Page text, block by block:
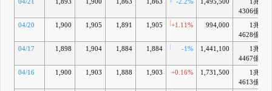
4306億
04/20 1,900 1,905 1,891 1,905 +1.11% 994,000
1兆
4628億
04/17 1,898 1,904 1,884 1,884 -1% 1,441,100
1兆
4467億
04/16 1,900 1,903 1,888 1,903 +0.16% 1,731,500
1兆
4613億